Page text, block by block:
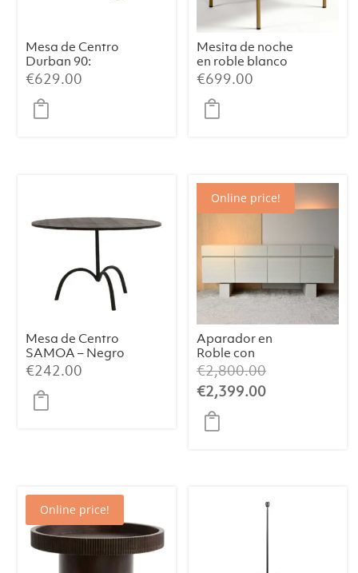
Mesa de Centro
Durban 90:
Elegancia
Artesanal con
Chapa de
Eucalipto
€629.00
Mesita de noche
en roble blanco
grisáceo
patinado con
patas metálicas
en dorado
€699.00
Mesa de Centro
SAMOA – Negro
Mate (Ø64×39
cm)
€242.00
Online price!
Aparador en
Roble con
Acabado
Blanco Mate
Cálido
€2,800.00El
precio
€2,399.00El
Online price!